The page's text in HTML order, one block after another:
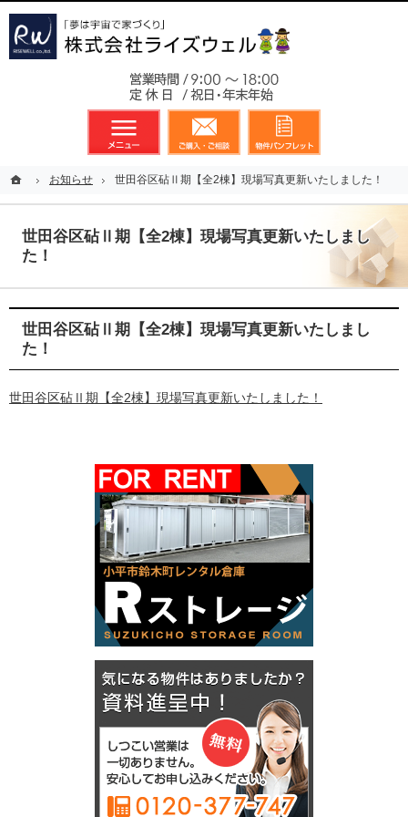
ホームお知らせ 世田谷区砧Ⅱ期【全2棟】現場写真更新いたしました！
世田谷区砧Ⅱ期【全2棟】現場写真更新いたしまし
た！
世田谷区砧Ⅱ期【全2棟】現場写真更新いたしまし
た！
世田谷区砧Ⅱ期【全2棟】現場写真更新いたしました！
メニュー 資料請求・お問合せ
ホームお知らせ 世田谷区砧Ⅱ期【全2棟】現場写真更新いたしました！